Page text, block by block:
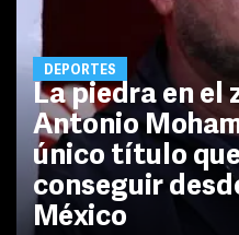
DEPORTES
La piedra en el
Antonio
único título
conseguir
México